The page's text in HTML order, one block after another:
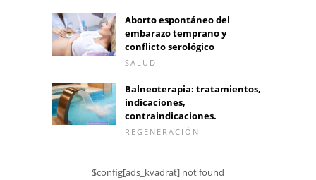
Aborto espontáneo del
embarazo temprano y
conflicto serológico
SALUD
Balneoterapia: tratamientos,
indicaciones,
contraindicaciones.
REGENERACIÓN
$config[ads_kvadrat] not found